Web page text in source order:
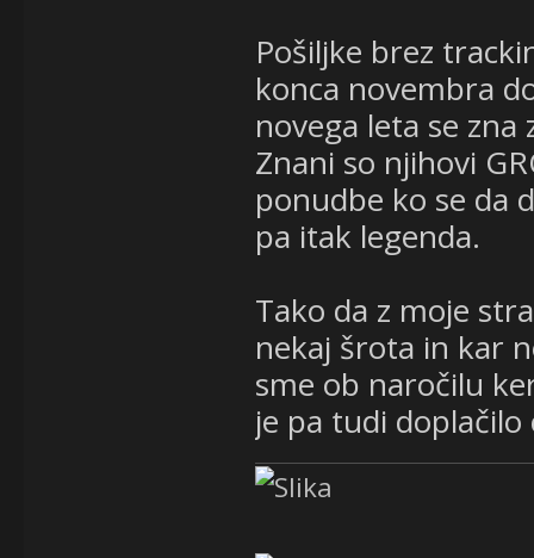
Pošiljke brez
konca novembra
novega leta se zna
Znani so njihovi
ponudbe ko se da
pa itak legenda.
Tako da z moje
nekaj šrota in kar
sme ob naročilu
je pa tudi